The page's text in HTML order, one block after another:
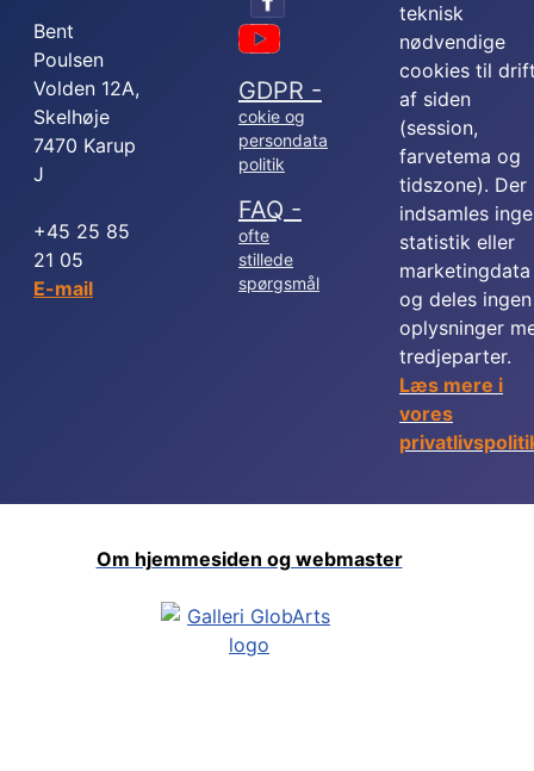
Bent
Poulsen
Volden 12A,
Skelhøje
7470 Karup
J
+45 25 85
21 05
E-mail
GDPR -
cokie og
persondata
politik
FAQ -
ofte
stillede
spørgsmål
teknisk
nødvendige
cookies til
af siden
(session,
farvetema og
tidszone). Der
indsamles
statistik eller
marketingdata
og deles ingen
oplysninger
tredjeparter.
Læs mere i
vores
Om hjemmesiden og webmaster